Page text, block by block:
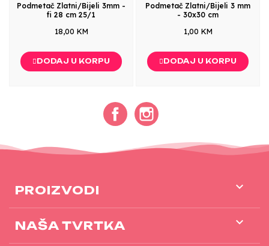
Podmetač Zlatni/Bijeli 3mm -
fi 28 cm 25/1
18,00 KM
DODAJ U KORPU
Podmetač Zlatni/Bijeli 3 mm
- 30x30 cm
1,00 KM
DODAJ U KORPU
Facebook
PROIZVODI 
NAŠA TVRTKA 